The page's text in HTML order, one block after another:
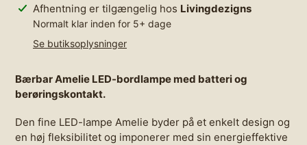
Lægger
produkt
Afhentning er tilgængelig hos Livingdezigns
Normalt klar inden for 5+ dage
Se butiksoplysninger
Bærbar Amelie LED-bordlampe med batteri og
berøringskontakt.
Den fine LED-lampe Amelie byder på et enkelt design og
en høj fleksibilitet og imponerer med sin energieffektive